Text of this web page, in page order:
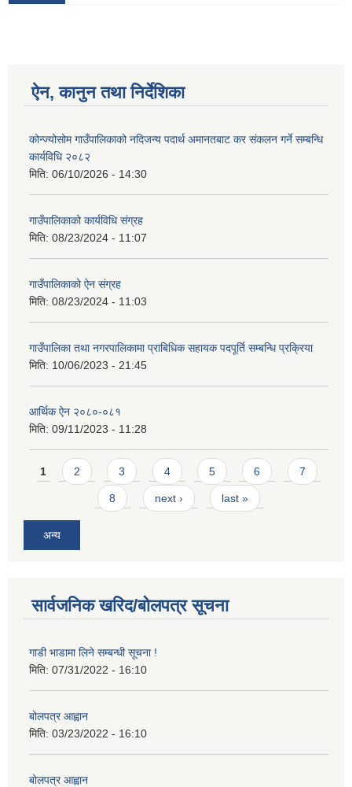
ऐन, कानुन तथा निर्देशिका
कोन्ज्योसोम गाउँपालिकाको नदिजन्य पदार्थ अमानतबाट कर संकलन गर्ने सम्बन्धि
कार्यविधि २०८२
मिति: 06/10/2026 - 14:30
गाउँपालिकाको कार्यविधि संग्रह
मिति: 08/23/2024 - 11:07
गाउँपालिकाको ऐन संग्रह
मिति: 08/23/2024 - 11:03
गाउँपालिका तथा नगरपालिकामा प्राबिधिक सहायक पदपूर्ति सम्बन्धि प्रक्रिया
मिति: 10/06/2023 - 21:45
आर्थिक ऐन २०८०-०८१
मिति: 09/11/2023 - 11:28
Pages
1 2 3 4 5 6 7
8 next › last »
अन्य
सार्वजनिक खरिद/बोलपत्र सूचना
गाडी भाडामा लिने सम्बन्धी सूचना !
मिति: 07/31/2022 - 16:10
बोलपत्र आह्वान
मिति: 03/23/2022 - 16:10
बोलपत्र आह्वान